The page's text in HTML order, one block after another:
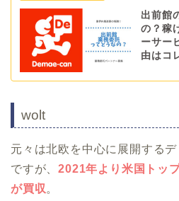
出前館
の？稼
ーサー
由はコ
wolt
元々は北欧を中心に展開する
ですが、2021年より米国トッ
が買収。